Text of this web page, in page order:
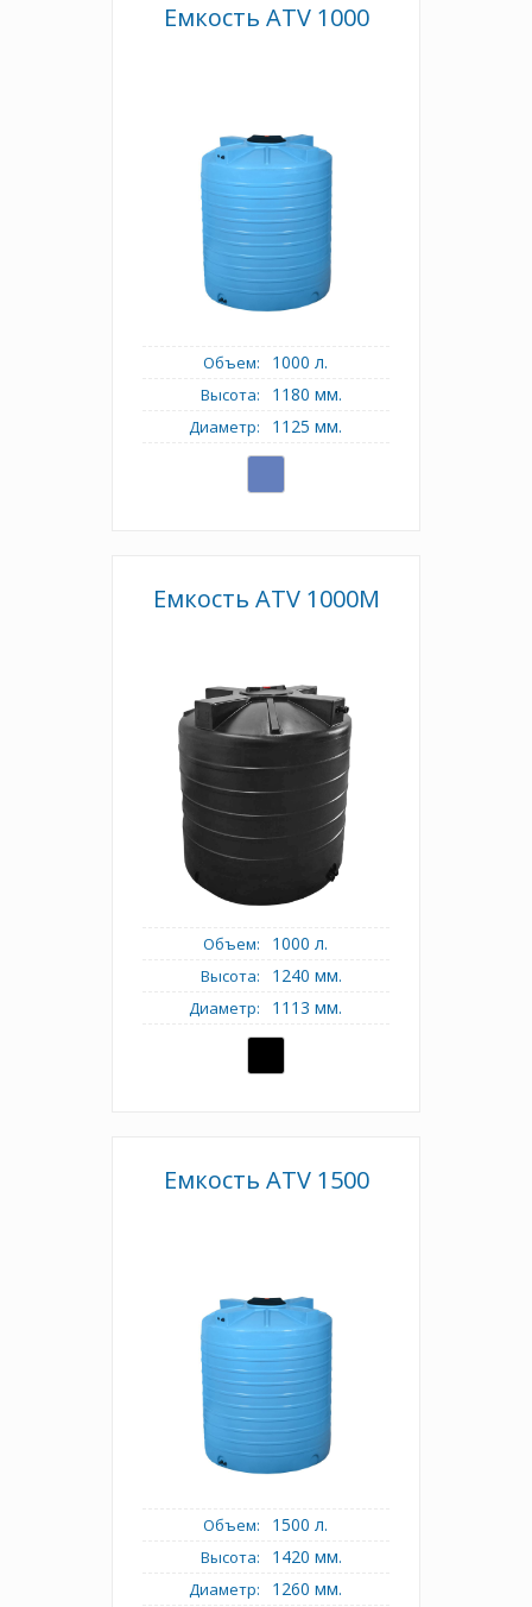
Емкость АТV 1000
Объем: 1000 л.
Высота: 1180 мм.
Диаметр: 1125 мм.
Емкость ATV 1000M
Объем: 1000 л.
Высота: 1240 мм.
Диаметр: 1113 мм.
Емкость АТV 1500
Объем: 1500 л.
Высота: 1420 мм.
Диаметр: 1260 мм.